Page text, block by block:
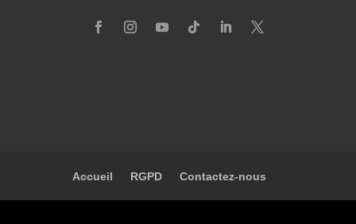
Accueil RGPD Contactez-nous